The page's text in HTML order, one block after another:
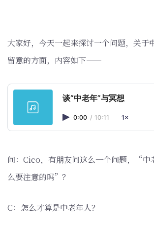
大家好，今天一起来探讨一个问题，关于
留意的方面，内容如下——
谈“中老年”与冥想
0:00 / 10:11 1×
问：Cico，有朋友问这么一个问题，“中
么要注意的吗”？
C：怎么才算是中老年人？